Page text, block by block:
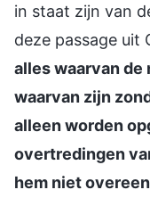
in staat zijn van
deze passage uit
alles waarvan
waarvan zijn
alleen worden
overtredingen
hem niet